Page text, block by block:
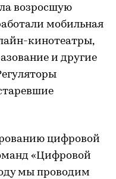
возросшую
мобильная
кинотеатры,
и другие
цифровой
«Цифровой
мы проводим